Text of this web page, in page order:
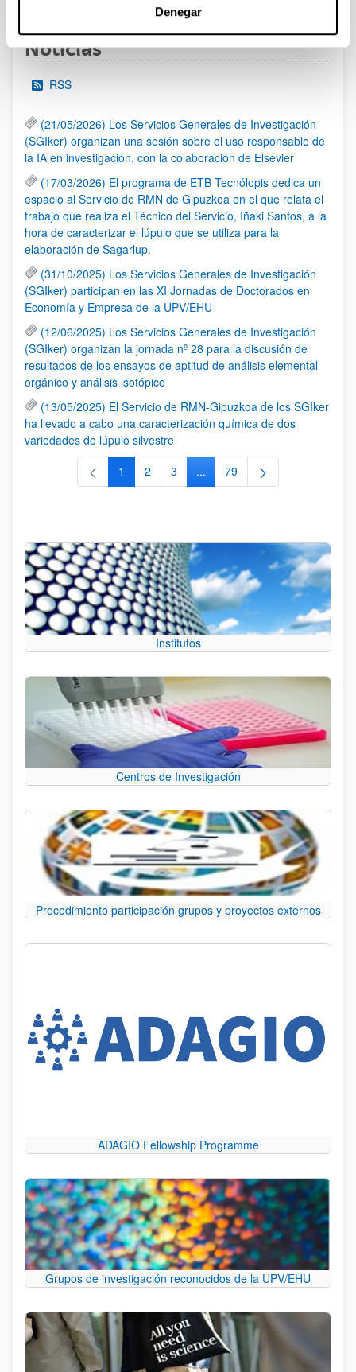
Denegar
Noticias
RSS
(21/05/2026) Los Servicios Generales de Investigación
(SGIker) organizan una sesión sobre el uso responsable de
la IA en investigación, con la colaboración de Elsevier
(17/03/2026) El programa de ETB Tecnólopis dedica un
espacio al Servicio de RMN de Gipuzkoa en el que relata el
trabajo que realiza el Técnico del Servicio, Iñaki Santos, a la
hora de caracterizar el lúpulo que se utiliza para la
elaboración de Sagarlup.
(31/10/2025) Los Servicios Generales de Investigación
(SGIker) participan en las XI Jornadas de Doctorados en
Economía y Empresa de la UPV/EHU
(12/06/2025) Los Servicios Generales de Investigación
(SGIker) organizan la jornada nº 28 para la discusión de
resultados de los ensayos de aptitud de análisis elemental
orgánico y análisis isotópico
(13/05/2025) El Servicio de RMN-Gipuzkoa de los SGIker
ha llevado a cabo una caracterización química de dos
variedades de lúpulo silvestre
Página
1 Página
2 Página
3 ...Páginas intermedias Use TAB
Página
79
Institutos
Centros de Investigación
Procedimiento participación grupos y proyectos externos
ADAGIO Fellowship Programme
Grupos de investigación reconocidos de la UPV/EHU